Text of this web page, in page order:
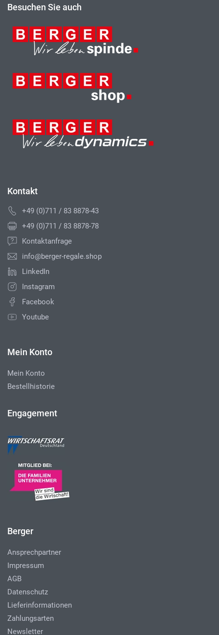
Besuchen Sie auch
Kontakt
+49 (0)711 / 83 8878-43
+49 (0)711 / 83 8878-78
Kontaktanfrage
info@berger-regale.shop
LinkedIn
Instagram
Facebook
Youtube
Mein Konto
Mein Konto
Bestellhistorie
Engagement
Berger
Ansprechpartner
Impressum
AGB
Datenschutz
Lieferinformationen
Zahlungsarten
Newsletter